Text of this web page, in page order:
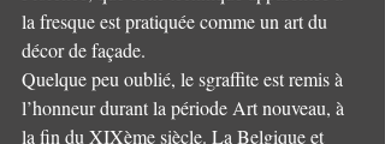
la fresque est pratiquée comme un art du
décor de façade.
Quelque peu oublié, le sgraffite est remis à
l’honneur durant la période Art nouveau, à
la fin du XIXème siècle. La Belgique et